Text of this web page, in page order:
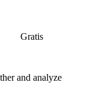
Gratis
and analyze